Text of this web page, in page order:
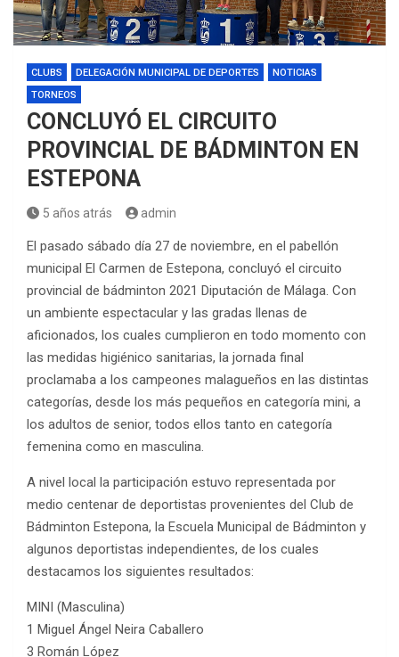
CLUBS DELEGACIÓN MUNICIPAL DE DEPORTES
NOTICIAS
TORNEOS
CONCLUYÓ EL CIRCUITO
PROVINCIAL DE BÁDMINTON EN
ESTEPONA
5 años atrás admin
El pasado sábado día 27 de noviembre, en el pabellón
municipal El Carmen de Estepona, concluyó el circuito
provincial de bádminton 2021 Diputación de Málaga. Con
un ambiente espectacular y las gradas llenas de
aficionados, los cuales cumplieron en todo momento con
las medidas higiénico sanitarias, la jornada final
proclamaba a los campeones malagueños en las distintas
categorías, desde los más pequeños en categoría mini, a
los adultos de senior, todos ellos tanto en categoría
femenina como en masculina.
A nivel local la participación estuvo representada por
medio centenar de deportistas provenientes del Club de
Bádminton Estepona, la Escuela Municipal de Bádminton y
algunos deportistas independientes, de los cuales
destacamos los siguientes resultados:
MINI (Masculina)
1 Miguel Ángel Neira Caballero
3 Román López